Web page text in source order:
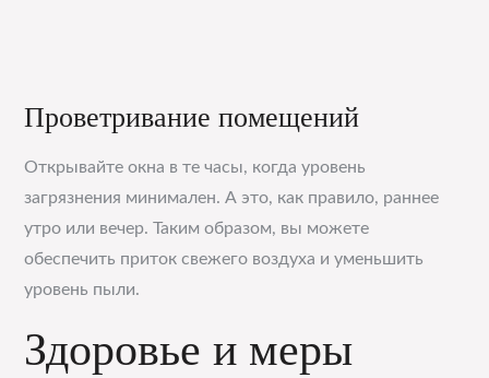
Проветривание помещений
Открывайте окна в те часы, когда уровень
загрязнения минимален. А это, как правило, раннее
утро или вечер. Таким образом, вы можете
обеспечить приток свежего воздуха и уменьшить
уровень пыли.
Здоровье и меры